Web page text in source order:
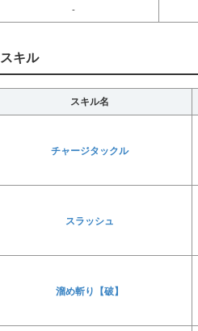
-
スキル
スキル名
チャージタックル
スラッシュ
溜め斬り【破】